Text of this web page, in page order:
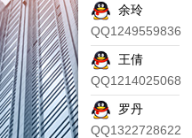
余玲
QQ1249559836
王倩
QQ1214025068
罗丹
QQ1322728622